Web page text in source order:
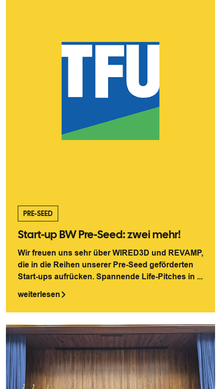
PRE-SEED
Start-up BW Pre-Seed: zwei mehr!
Wir freuen uns sehr über WIRED3D und REVAMP,
die in die Reihen unserer Pre-Seed geförderten
Start-ups aufrücken. Spannende Life-Pitches in ...
weiterlesen